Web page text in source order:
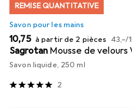
REMISE QUANTITATIVE
Savon pour les mains
EUR
10,75 à partir de 2 pièces EUR
43,–/1l
Sagrotan Mousse de velours
Savon liquide, 250 ml
2